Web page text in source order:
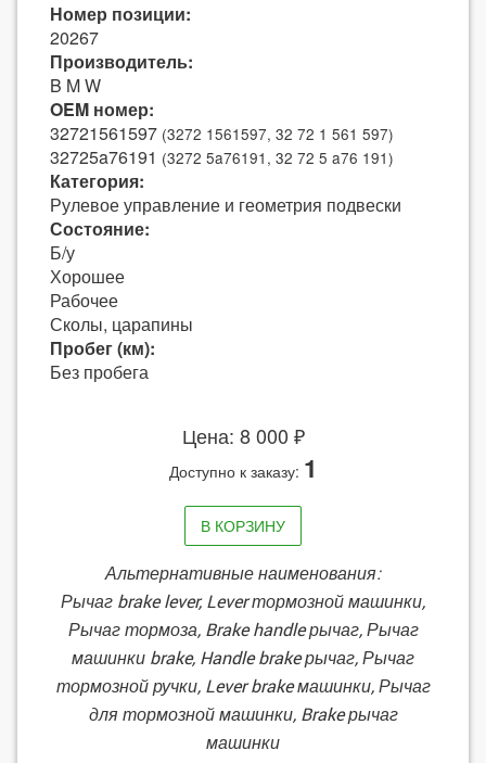
Номер позиции:
20267
Производитель:
B M W
OEM номер:
32721561597 (3272 1561597, 32 72 1 561 597)
32725a76191 (3272 5a76191, 32 72 5 a76 191)
Категория:
Рулевое управление и геометрия подвески
Состояние:
Б/у
Хорошее
Рабочее
Сколы, царапины
Пробег (км):
Без пробега
Цена: 8 000 ₽
Доступно к заказу: 1
В КОРЗИНУ
Альтернативные наименования:
Рычаг brake lever, Lever тормозной машинки,
Рычаг тормоза, Brake handle рычаг, Рычаг
машинки brake, Handle brake рычаг, Рычаг
тормозной ручки, Lever brake машинки, Рычаг
для тормозной машинки, Brake рычаг
машинки